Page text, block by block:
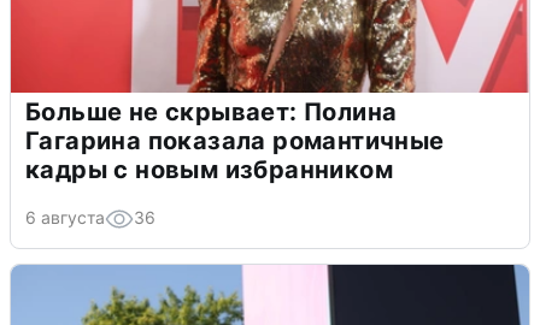
Больше не скрывает: Полина
Гагарина показала романтичные
кадры с новым избранником
6 августа 36